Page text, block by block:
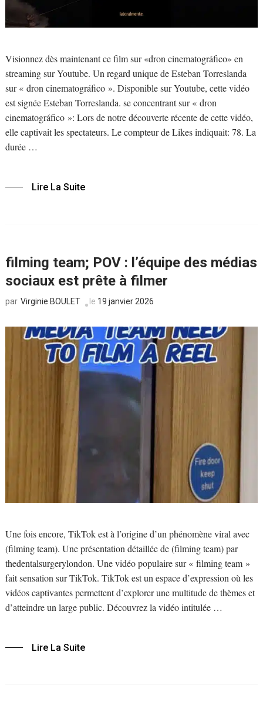
Visionnez dès maintenant ce film sur «dron cinematográfico» en
streaming sur Youtube. Un regard unique de Esteban Torreslanda
sur « dron cinematográfico ». Disponible sur Youtube, cette vidéo
est signée Esteban Torreslanda. se concentrant sur « dron
cinematográfico »: Lors de notre découverte récente de cette vidéo,
elle captivait les spectateurs. Le compteur de Likes indiquait: 78. La
durée …
Lire La Suite
filming team; POV : l’équipe des médias
sociaux est prête à filmer
par Virginie BOULET le 19 janvier 2026
Une fois encore, TikTok est à l’origine d’un phénomène viral avec
(filming team). Une présentation détaillée de (filming team) par
thedentalsurgerylondon. Une vidéo populaire sur « filming team »
fait sensation sur TikTok. TikTok est un espace d’expression où les
vidéos captivantes permettent d’explorer une multitude de thèmes et
d’atteindre un large public. Découvrez la vidéo intitulée …
Lire La Suite